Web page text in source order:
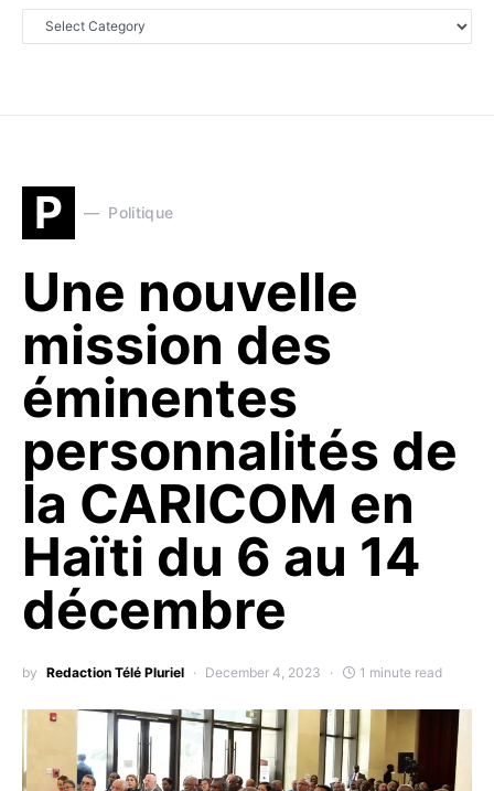
P Politique
Une nouvelle
mission des
éminentes
personnalités de
la CARICOM en
Haïti du 6 au 14
décembre
by Redaction Télé Pluriel December 4, 2023 1 minute read